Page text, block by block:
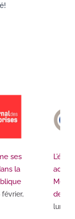
ses
la
février,
lundi,